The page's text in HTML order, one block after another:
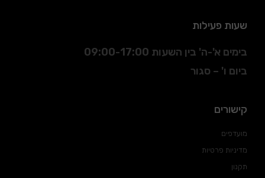
שעות פעילות
בימים א'-ה' בין השעות 09:00-17:00
ביום ו' – סגור
קישורים
מועדפים
מדיניות פרטיות
תקנון